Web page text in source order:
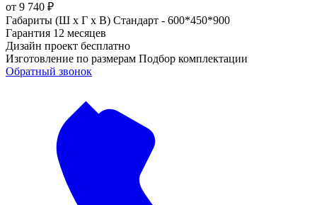
от 9 740 ₽
Габариты (Ш х Г х В) Стандарт - 600*450*900
Гарантия 12 месяцев
Дизайн проект бесплатно
Изготовление по размерам Подбор комплектации
Обратный звонок